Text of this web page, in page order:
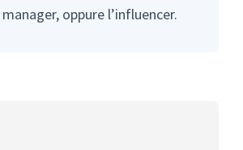
oppure l’influencer.